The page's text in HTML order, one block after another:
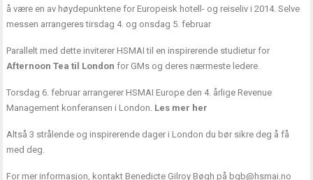
å være en av høydepunktene for Europeisk hotell- og reiseliv i 2014. Selve
messen arrangeres tirsdag 4. og onsdag 5. februar
Parallelt med dette inviterer HSMAI til en inspirerende studietur for
Afternoon Tea til London for GMs og deres nærmeste ledere.
Torsdag 6. februar arrangerer HSMAI Europe den 4. årlige Revenue
Management konferansen i London. Les mer her
Altså 3 strålende og inspirerende dager i London du bør sikre deg å få
med deg.
For mer informasjon, kontakt Benedicte Gilroy Bøgh på bgb@hsmai.no